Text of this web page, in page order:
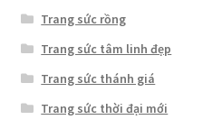
Trang sức rồng
Trang sức tâm linh đẹp
Trang sức thánh giá
Trang sức thời đại mới